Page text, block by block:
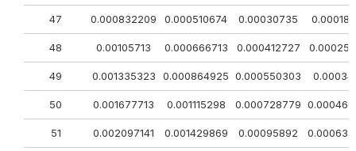
47 0.000832209 0.000510674 0.00030735
48 0.00105713 0.000666713 0.000412727
49 0.001335323 0.000864925 0.000550303
50 0.001677713 0.001115298 0.000728779
51 0.002097141 0.001429869 0.00095892